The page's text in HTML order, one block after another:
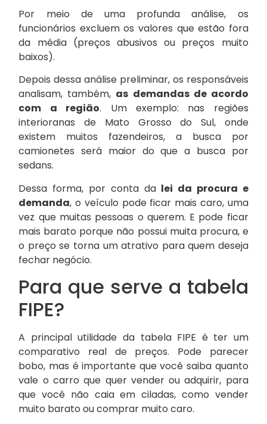
Por meio de uma profunda análise, os
funcionários excluem os valores que estão fora
da média (preços abusivos ou preços muito
baixos).
Depois dessa análise preliminar, os responsáveis
analisam, também, as demandas de acordo
com a região. Um exemplo: nas regiões
interioranas de Mato Grosso do Sul, onde
existem muitos fazendeiros, a busca por
camionetes será maior do que a busca por
sedans.
Dessa forma, por conta da lei da procura e
demanda, o veículo pode ficar mais caro, uma
vez que muitas pessoas o querem. E pode ficar
mais barato porque não possui muita procura, e
o preço se torna um atrativo para quem deseja
fechar negócio.
Para que serve a tabela
FIPE?
A principal utilidade da tabela FIPE é ter um
comparativo real de preços. Pode parecer
bobo, mas é importante que você saiba quanto
vale o carro que quer vender ou adquirir, para
que você não caia em ciladas, como vender
muito barato ou comprar muito caro.